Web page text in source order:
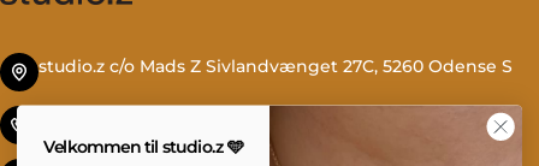
studio.z c/o Mads Z Sivlandvænget 27C, 5260 Odense S
Velkommen til studio.z 🩵